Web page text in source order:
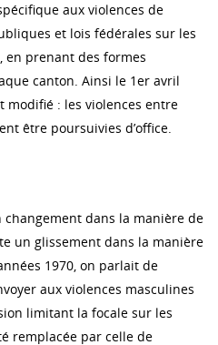
aux violences de
et lois fédérales sur les
en prenant des formes
canton. Ainsi le 1er avril
modifié : les violences entre
être poursuivies d’office.
dans la manière de
un glissement dans la manière
1970, on parlait de
aux violences masculines
limitant la focale sur les
remplacée par celle de